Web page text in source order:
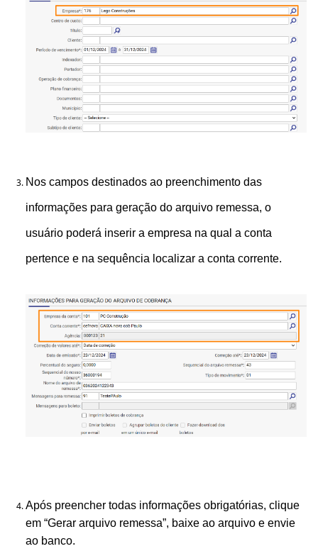
Nos campos destinados ao preenchimento das
informações para geração do arquivo remessa, o
usuário poderá inserir a empresa na qual a conta
pertence e na sequência localizar a conta corrente.
Após preencher todas informações obrigatórias, clique
em “Gerar arquivo remessa”, baixe ao arquivo e envie
ao banco.